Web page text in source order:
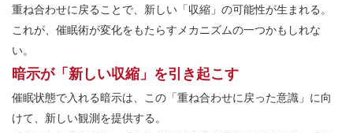
重ね合わせに戻ることで、新しい「収縮」の可能性が生まれる。
これが、催眠術が変化をもたらすメカニズムの一つかもしれな
い。
暗示が「新しい収縮」を引き起こす
催眠状態で入れる暗示は、この「重ね合わせに戻った意識」に向
けて、新しい観測を提供する。